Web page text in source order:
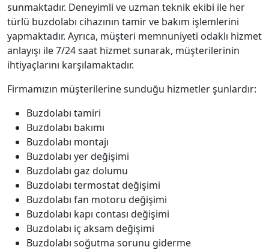
sunmaktadır. Deneyimli ve uzman teknik ekibi ile her
türlü buzdolabı cihazının tamir ve bakım işlemlerini
yapmaktadır. Ayrıca, müşteri memnuniyeti odaklı hizmet
anlayışı ile 7/24 saat hizmet sunarak, müşterilerinin
ihtiyaçlarını karşılamaktadır.
Firmamızın müşterilerine sunduğu hizmetler şunlardır:
Buzdolabı tamiri
Buzdolabı bakımı
Buzdolabı montajı
Buzdolabı yer değişimi
Buzdolabı gaz dolumu
Buzdolabı termostat değişimi
Buzdolabı fan motoru değişimi
Buzdolabı kapı contası değişimi
Buzdolabı iç aksam değişimi
Buzdolabı soğutma sorunu giderme